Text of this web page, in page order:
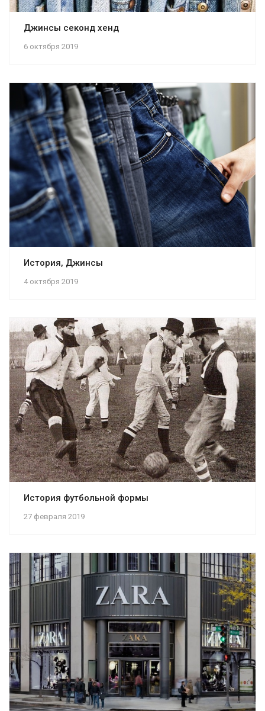
6 октября 2019
Джинсы секонд хенд
4 октября 2019
История, Джинсы
27 февраля 2019
История футбольной формы